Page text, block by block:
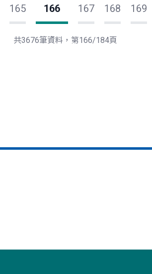
165 166 167 168 169
共3676筆資料，第166/184頁